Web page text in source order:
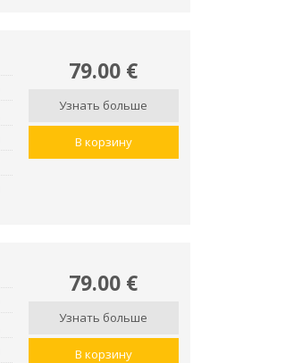
79.00 €
Узнать больше
В корзину
79.00 €
Узнать больше
В корзину